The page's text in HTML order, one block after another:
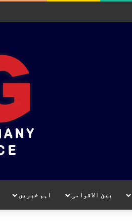
بین الاقوامی اہم خبریں